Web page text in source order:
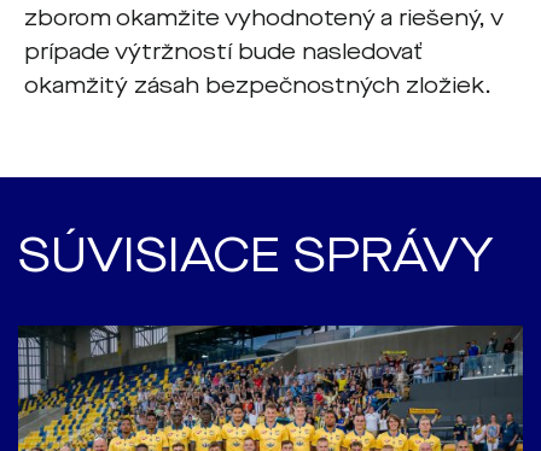
zborom okamžite vyhodnotený a riešený, v
prípade výtržností bude nasledovať
okamžitý zásah bezpečnostných zložiek.
SÚVISIACE SPRÁVY